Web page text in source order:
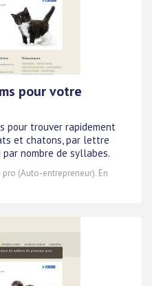
pour votre
pour trouver rapidement
et chatons, par lettre
nombre de syllabes.
pro (Auto-entrepreneur). En